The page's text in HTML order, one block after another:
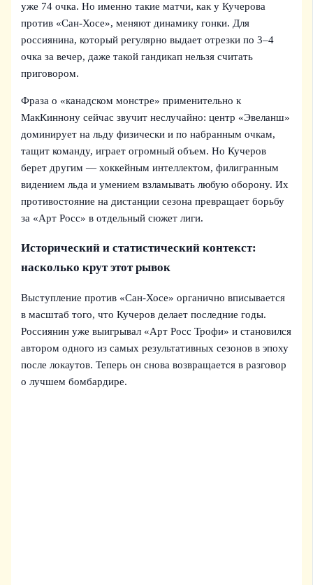
уже 74 очка. Но именно такие матчи, как у Кучерова
против «Сан-Хосе», меняют динамику гонки. Для
россиянина, который регулярно выдает отрезки по 3–4
очка за вечер, даже такой гандикап нельзя считать
приговором.
Фраза о «канадском монстре» применительно к
МакКиннону сейчас звучит неслучайно: центр «Эвеланш»
доминирует на льду физически и по набранным очкам,
тащит команду, играет огромный объем. Но Кучеров
берет другим — хоккейным интеллектом, филигранным
видением льда и умением взламывать любую оборону. Их
противостояние на дистанции сезона превращает борьбу
за «Арт Росс» в отдельный сюжет лиги.
Исторический и статистический контекст:
насколько крут этот рывок
Выступление против «Сан-Хосе» органично вписывается
в масштаб того, что Кучеров делает последние годы.
Россиянин уже выигрывал «Арт Росс Трофи» и становился
автором одного из самых результативных сезонов в эпоху
после локаутов. Теперь он снова возвращается в разговор
о лучшем бомбардире.